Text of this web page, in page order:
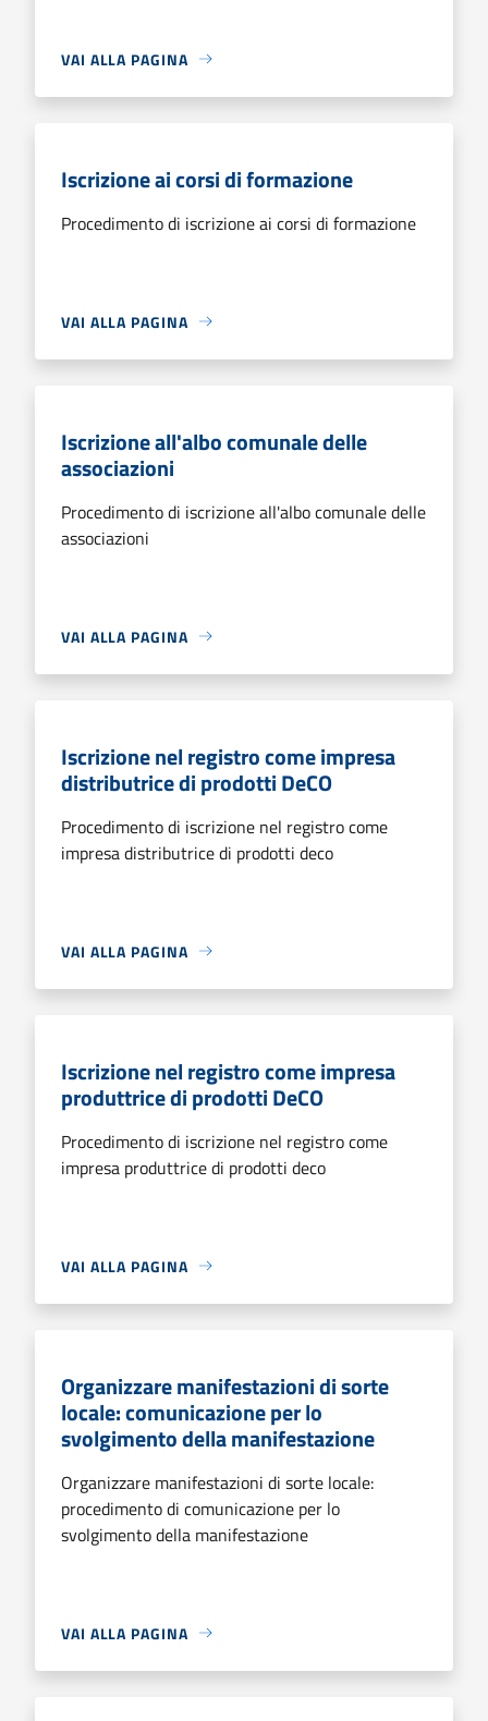
VAI ALLA PAGINA
Iscrizione ai corsi di formazione
Procedimento di iscrizione ai corsi di formazione
VAI ALLA PAGINA
Iscrizione all'albo comunale delle
associazioni
Procedimento di iscrizione all'albo comunale delle
associazioni
VAI ALLA PAGINA
Iscrizione nel registro come impresa
distributrice di prodotti DeCO
Procedimento di iscrizione nel registro come
impresa distributrice di prodotti deco
VAI ALLA PAGINA
Iscrizione nel registro come impresa
produttrice di prodotti DeCO
Procedimento di iscrizione nel registro come
impresa produttrice di prodotti deco
VAI ALLA PAGINA
Organizzare manifestazioni di sorte
locale: comunicazione per lo
svolgimento della manifestazione
Organizzare manifestazioni di sorte locale:
procedimento di comunicazione per lo
svolgimento della manifestazione
VAI ALLA PAGINA